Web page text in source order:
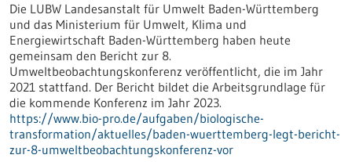
Die LUBW Landesanstalt für Umwelt Baden-Württemberg
und das Ministerium für Umwelt, Klima und
Energiewirtschaft Baden-Württemberg haben heute
gemeinsam den Bericht zur 8.
Umweltbeobachtungskonferenz veröffentlicht, die im Jahr
2021 stattfand. Der Bericht bildet die Arbeitsgrundlage für
die kommende Konferenz im Jahr 2023.
https://www.bio-pro.de/aufgaben/biologische-
transformation/aktuelles/baden-wuerttemberg-legt-bericht-
zur-8-umweltbeobachtungskonferenz-vor